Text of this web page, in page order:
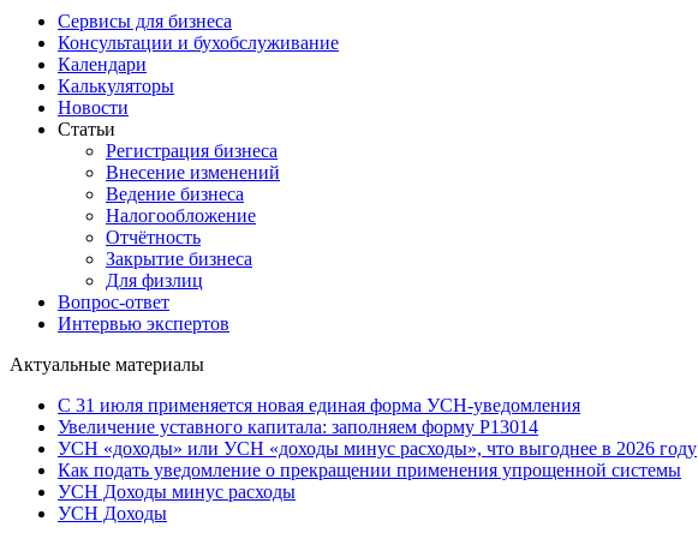
Сервисы для бизнеса
Консультации и бухобслуживание
Календари
Калькуляторы
Новости
Статьи
Регистрация бизнеса
Внесение изменений
Ведение бизнеса
Налогообложение
Отчётность
Закрытие бизнеса
Для физлиц
Вопрос-ответ
Интервью экспертов
Актуальные материалы
С 31 июля применяется новая единая форма УСН-уведомления
Увеличение уставного капитала: заполняем форму Р13014
УСН «доходы» или УСН «доходы минус расходы», что выгоднее в 2026 году
Как подать уведомление о прекращении применения упрощенной системы
УСН Доходы минус расходы
УСН Доходы